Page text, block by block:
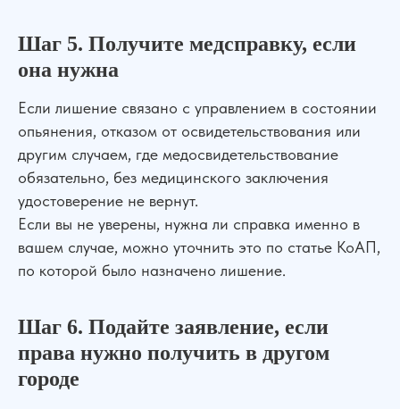
Шаг 5. Получите медсправку, если
она нужна
Если лишение связано с управлением в состоянии
опьянения, отказом от освидетельствования или
другим случаем, где медосвидетельствование
обязательно, без медицинского заключения
удостоверение не вернут.
Если вы не уверены, нужна ли справка именно в
вашем случае, можно уточнить это по статье КоАП,
по которой было назначено лишение.
Шаг 6. Подайте заявление, если
права нужно получить в другом
городе